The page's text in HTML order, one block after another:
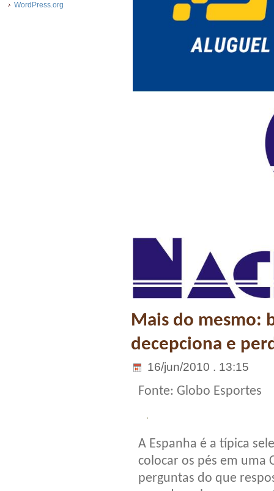
WordPress.org
Mais do mesmo:
decepciona e
16/jun/2010 . 13:15
Fonte: Globo Esportes
A Espanha é a típica
colocar os pés em uma
perguntas do que